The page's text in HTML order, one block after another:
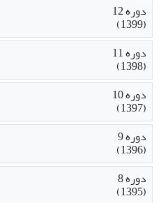
دوره 12
(1399)
دوره 11
(1398)
دوره 10
(1397)
دوره 9
(1396)
دوره 8
(1395)